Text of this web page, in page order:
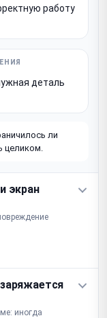
работу
деталь
ли
целиком.
экран
иногда